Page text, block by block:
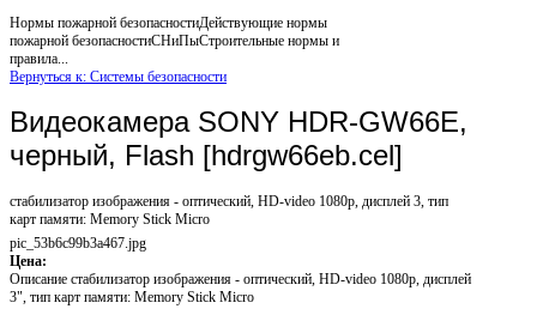
Нормы пожарной безопасностиДействующие нормы
пожарной безопасностиСНиПыСтроительные нормы и
правила...
Вернуться к: Системы безопасности
Видеокамера SONY HDR-GW66E,
черный, Flash [hdrgw66eb.cel]
стабилизатор изображения - оптический, HD-video 1080p, дисплей 3, тип
карт памяти: Memory Stick Micro
pic_53b6c99b3a467.jpg
Цена:
Описание стабилизатор изображения - оптический, HD-video 1080p, дисплей
3", тип карт памяти: Memory Stick Micro